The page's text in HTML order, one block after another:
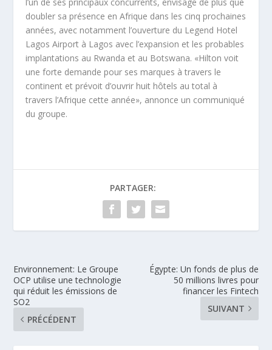
doubler sa présence en Afrique dans les cinq prochaines
années, avec notamment l’ouverture du Legend Hotel
Lagos Airport à Lagos avec l’expansion et les probables
implantations au Rwanda et au Botswana. «Hilton voit
une forte demande pour ses marques à travers le
continent et prévoit d’ouvrir huit hôtels au total à
travers l’Afrique cette année», annonce un communiqué
du groupe.
PARTAGER:
Environnement: Le Groupe
OCP utilise une technologie
qui réduit les émissions de
SO2
PRÉCÉDENT
Égypte: Un fonds de plus de
50 millions livres pour
financer les Fintech
SUIVANT